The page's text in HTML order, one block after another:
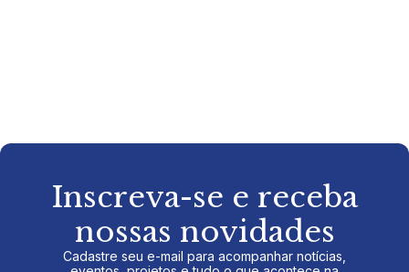
Inscreva-se e receba
nossas novidades
Cadastre seu e-mail para acompanhar notícias,